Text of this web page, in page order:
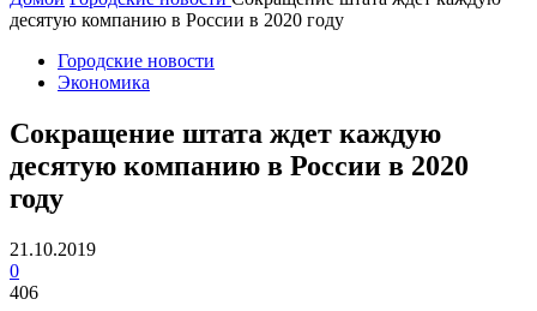
десятую компанию в России в 2020 году
Городские новости
Экономика
Сокращение штата ждет каждую
десятую компанию в России в 2020
году
21.10.2019
0
406